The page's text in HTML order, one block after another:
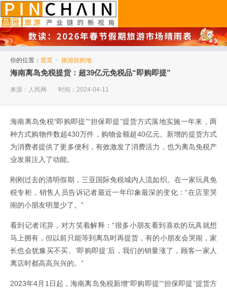
你的位置： 首页 > 旅游目的地
海南离岛免税提货：超39亿元免税品“即购即提”
来源：人民网 时间：2024-04-11
海南离岛免税“即购即提”“担保即提”提货方式落地实施一年来，两
种方式购物件数超430万件，购物金额超40亿元。新增的提货方式
为消费者提供了更多便利，有效激发了消费活力，也为离岛免税产
业发展注入了动能。
刚刚过去的清明假期，三亚国际免税城内人流如织。在一家玩具免
税专柜，销售人员告诉记者最近一年印象最深的变化：“在店里哭
闹的小朋友明显少了。”
看到记者诧异，对方笑着解释：“很多小朋友看到喜欢的玩具就想
马上拥有，但以前只能等到离岛时再提货，有的小朋友会哭闹，家
长也会犹豫买不买。‘即购即提’后，我们的销量涨了，顾客一家人
离店时都高高兴兴的。”
2023年4月1日起，海南离岛免税新增“即购即提”“担保即提”提货方